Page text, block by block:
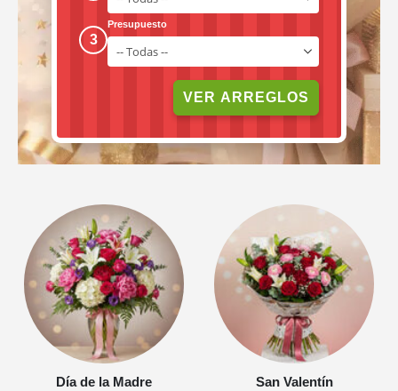
3
Presupuesto
VER ARREGLOS
Día de la Madre San Valentín